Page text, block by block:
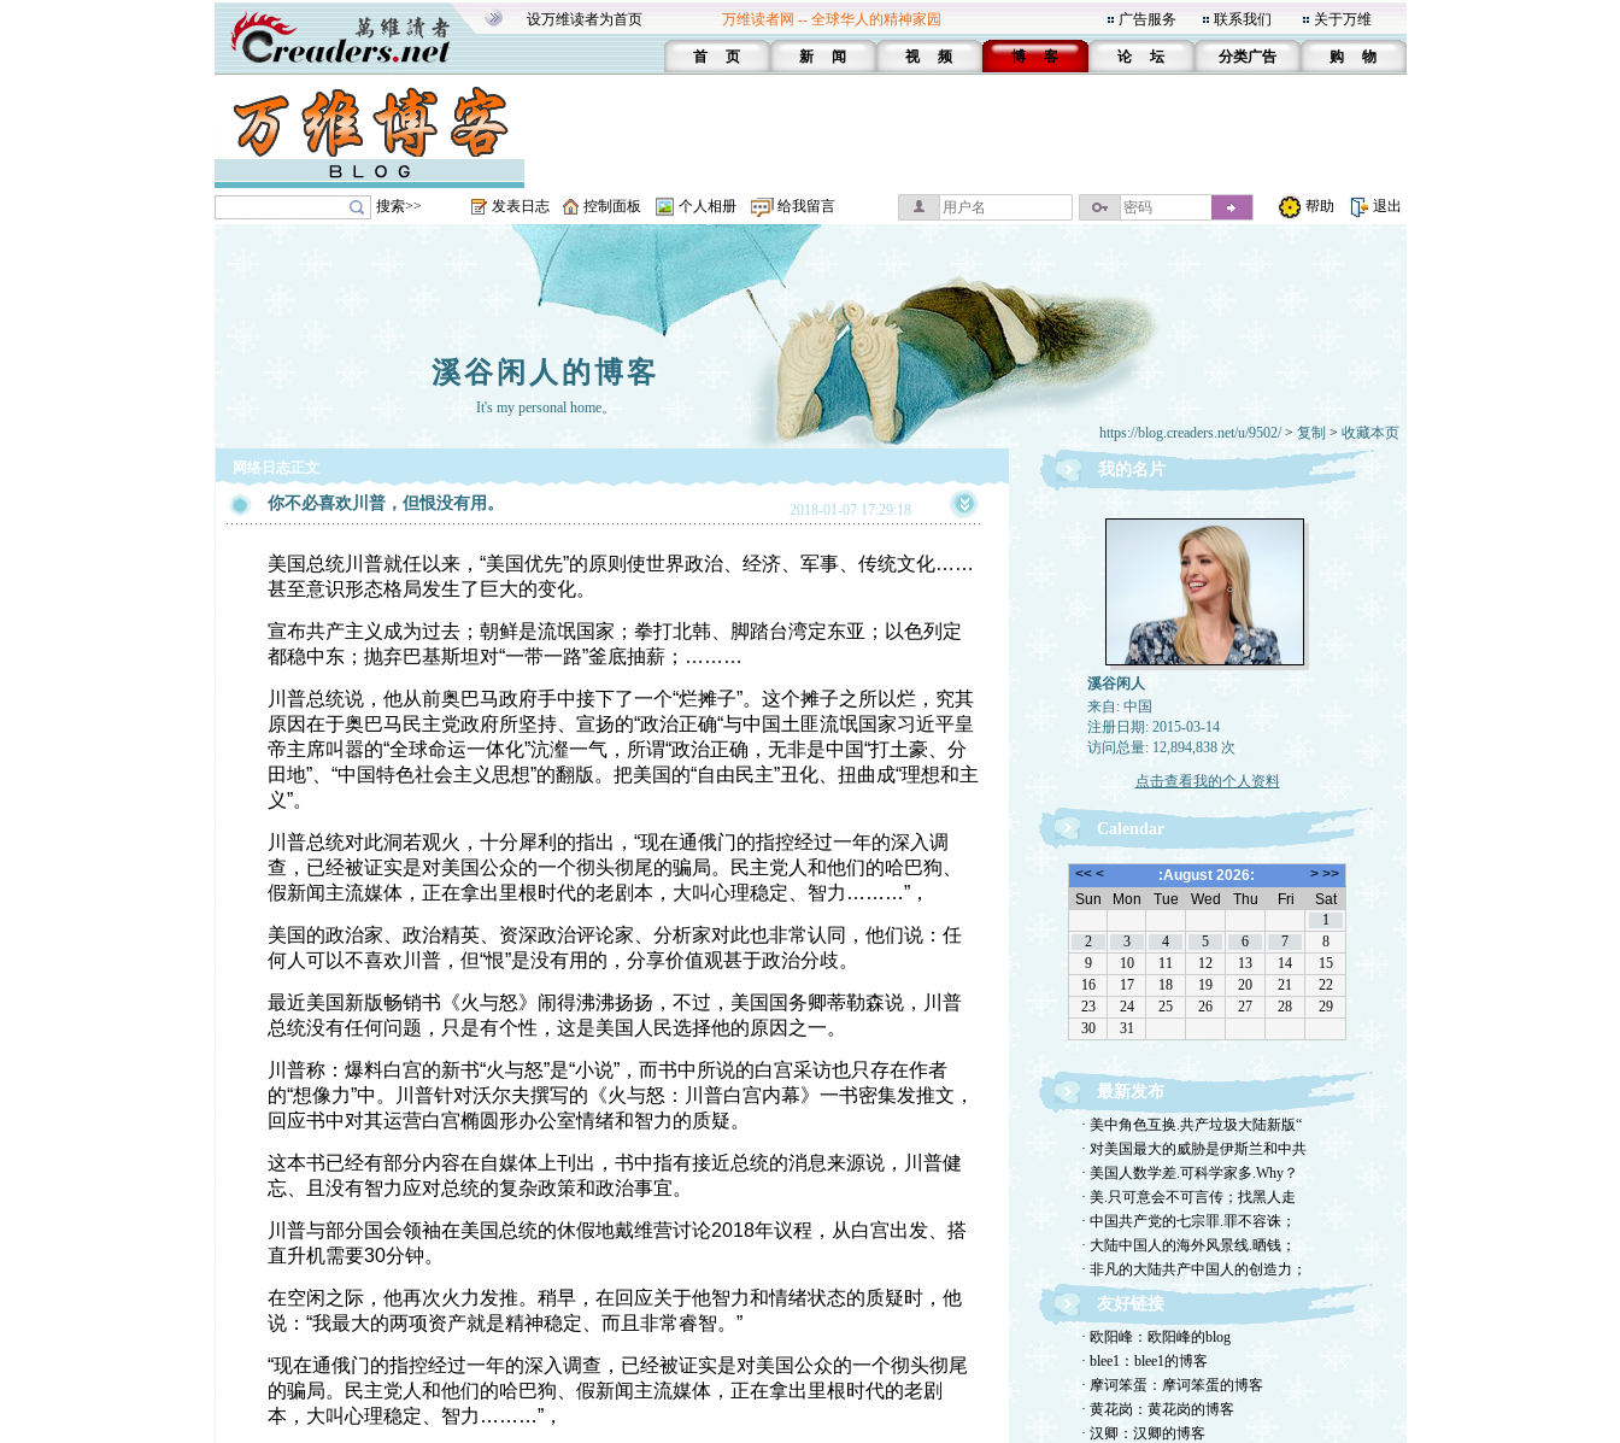
设万维读者为首页 万维读者网 -- 全球华人的精神家园 广告服务 联系我们 关于万维
首 页 新 闻 视 频 博 客 论 坛 分类广告 购 物
搜索>> 发表日志 控制面板 个人相册 给我留言 帮助 退出
溪谷闲人的博客
It's my personal home。
https://blog.creaders.net/u/9502/> 复制 > 收藏本页
网络日志正文
你不必喜欢川普，但恨没有用。 2018-01-07 17:29:18
美国总统川普就任以来，“美国优先”的原则使世界政治、经济、军事、传统文化……
甚至意识形态格局发生了巨大的变化。
宣布共产主义成为过去；朝鲜是流氓国家；拳打北韩、脚踏台湾定东亚；以色列定
都稳中东；抛弃巴基斯坦对“一带一路”釜底抽薪；………
川普总统说，他从前奥巴马政府手中接下了一个“烂摊子”。这个摊子之所以烂，究其
原因在于奥巴马民主党政府所坚持、宣扬的“政治正确“与中国土匪流氓国家习近平皇
帝主席叫嚣的“全球命运一体化”沆瀣一气，所谓“政治正确，无非是中国“打土豪、分
田地”、“中国特色社会主义思想”的翻版。把美国的“自由民主”丑化、扭曲成“理想和主
义”。
川普总统对此洞若观火，十分犀利的指出，“现在通俄门的指控经过一年的深入调
查，已经被证实是对美国公众的一个彻头彻尾的骗局。民主党人和他们的哈巴狗、
假新闻主流媒体，正在拿出里根时代的老剧本，大叫心理稳定、智力………”，
美国的政治家、政治精英、资深政治评论家、分析家对此也非常认同，他们说：任
何人可以不喜欢川普，但“恨”是没有用的，分享价值观甚于政治分歧。
最近美国新版畅销书《火与怒》闹得沸沸扬扬，不过，美国国务卿蒂勒森说，川普
总统没有任何问题，只是有个性，这是美国人民选择他的原因之一。
川普称：爆料白宫的新书“火与怒”是“小说”，而书中所说的白宫采访也只存在作者
的“想像力”中。川普针对沃尔夫撰写的《火与怒：川普白宫内幕》一书密集发推文，
回应书中对其运营白宫椭圆形办公室情绪和智力的质疑。
这本书已经有部分内容在自媒体上刊出，书中指有接近总统的消息来源说，川普健
忘、且没有智力应对总统的复杂政策和政治事宜。
川普与部分国会领袖在美国总统的休假地戴维营讨论2018年议程，从白宫出发、搭
直升机需要30分钟。
在空闲之际，他再次火力发推。稍早，在回应关于他智力和情绪状态的质疑时，他
说：“我最大的两项资产就是精神稳定、而且非常睿智。”
“现在通俄门的指控经过一年的深入调查，已经被证实是对美国公众的一个彻头彻尾
的骗局。民主党人和他们的哈巴狗、假新闻主流媒体，正在拿出里根时代的老剧
本，大叫心理稳定、智力………”，
我的名片
溪谷闲人
来自: 中国
注册日期: 2015-03-14
访问总量: 12,894,838 次
点击查看我的个人资料
Calendar
最新发布
· 美中角色互换.共产垃圾大陆新版“
· 对美国最大的威胁是伊斯兰和中共
· 美国人数学差.可科学家多.Why？
· 美.只可意会不可言传；找黑人走
· 中国共产党的七宗罪.罪不容诛；
· 大陆中国人的海外风景线.晒钱；
· 非凡的大陆共产中国人的创造力；
友好链接
· 欧阳峰：欧阳峰的blog
· blee1：blee1的博客
· 摩诃笨蛋：摩诃笨蛋的博客
· 黄花岗：黄花岗的博客
· 汉卿：汉卿的博客